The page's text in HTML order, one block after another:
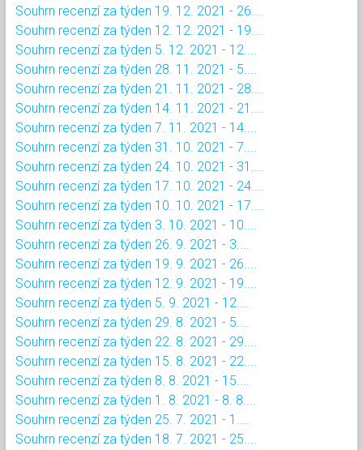
Souhrn recenzí za týden 19. 12. 2021 - 26....
Souhrn recenzí za týden 12. 12. 2021 - 19....
Souhrn recenzí za týden 5. 12. 2021 - 12....
Souhrn recenzí za týden 28. 11. 2021 - 5....
Souhrn recenzí za týden 21. 11. 2021 - 28....
Souhrn recenzí za týden 14. 11. 2021 - 21....
Souhrn recenzí za týden 7. 11. 2021 - 14....
Souhrn recenzí za týden 31. 10. 2021 - 7....
Souhrn recenzí za týden 24. 10. 2021 - 31....
Souhrn recenzí za týden 17. 10. 2021 - 24....
Souhrn recenzí za týden 10. 10. 2021 - 17....
Souhrn recenzí za týden 3. 10. 2021 - 10....
Souhrn recenzí za týden 26. 9. 2021 - 3....
Souhrn recenzí za týden 19. 9. 2021 - 26....
Souhrn recenzí za týden 12. 9. 2021 - 19....
Souhrn recenzí za týden 5. 9. 2021 - 12....
Souhrn recenzí za týden 29. 8. 2021 - 5....
Souhrn recenzí za týden 22. 8. 2021 - 29....
Souhrn recenzí za týden 15. 8. 2021 - 22....
Souhrn recenzí za týden 8. 8. 2021 - 15....
Souhrn recenzí za týden 1. 8. 2021 - 8. 8....
Souhrn recenzí za týden 25. 7. 2021 - 1....
Souhrn recenzí za týden 18. 7. 2021 - 25....